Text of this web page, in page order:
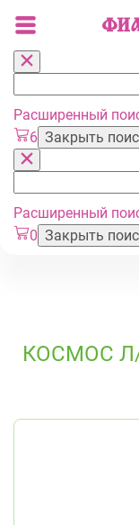
Расширенный
6 Закрыть
Расширенный
0 Закрыть
КОСМОС